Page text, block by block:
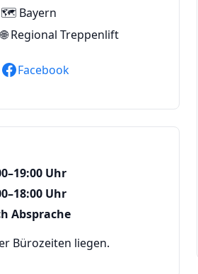
🗺️ Bayern
🌐Regional Treppenlift
Facebook
Uhr
Uhr
Absprache
Bürozeiten liegen.